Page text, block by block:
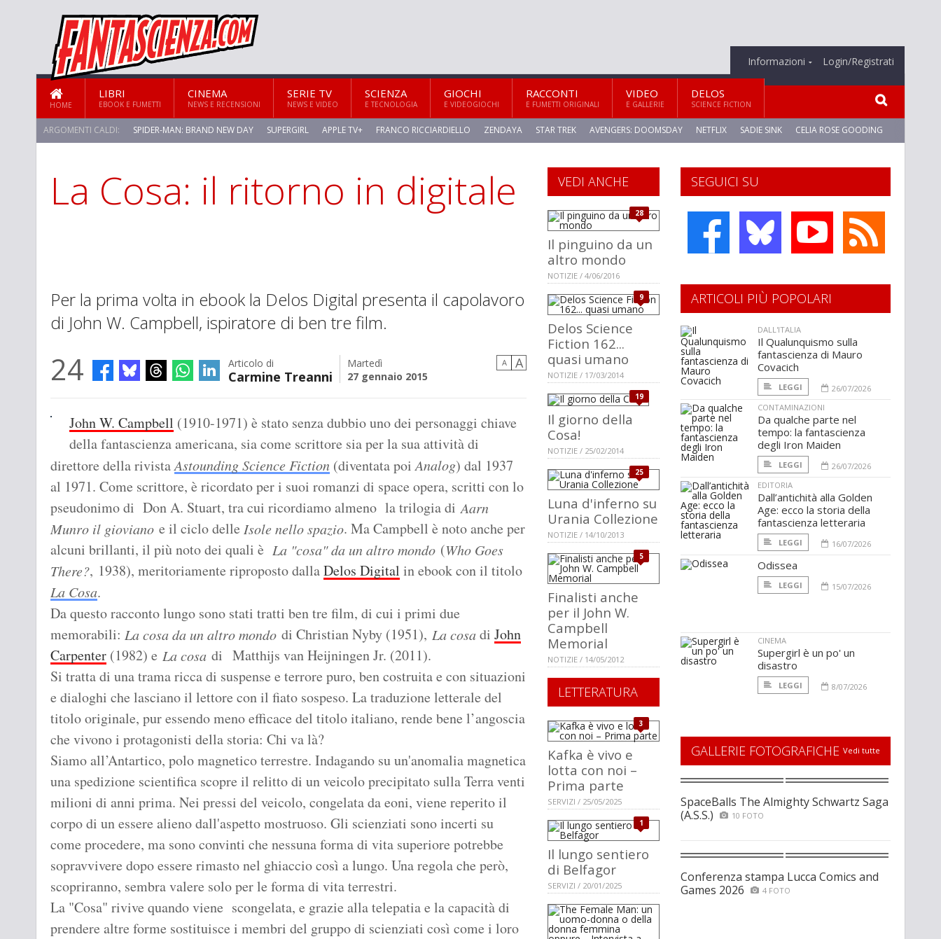
Informazioni Login/Registrati
HOME
LIBRI
EBOOK E FUMETTI
CINEMA
NEWS E RECENSIONI
SERIE TV
NEWS E VIDEO
SCIENZA
E TECNOLOGIA
GIOCHI
E VIDEOGIOCHI
RACCONTI
E FUMETTI ORIGINALI
VIDEO
E GALLERIE
DELOS
SCIENCE FICTION
ARGOMENTI CALDI: SPIDER-MAN: BRAND NEW DAY SUPERGIRL APPLE TV+ FRANCO RICCIARDIELLO ZENDAYA STAR TREK AVENGERS: DOOMSDAY NETFLIX SADIE SINK CELIA ROSE GOODING
La Cosa: il ritorno in digitale
Per la prima volta in ebook la Delos Digital presenta il capolavoro
di John W. Campbell, ispiratore di ben tre film.
24 Articolo di
Carmine Treanni
Martedì
27 gennaio 2015
A A
John W. Campbell (1910-1971) è stato senza dubbio uno dei personaggi chiave
della fantascienza americana, sia come scrittore sia per la sua attività di
direttore della rivistaAstounding Science Fiction (diventata poiAnalog) dal 1937
al 1971. Come scrittore, è ricordato per i suoi romanzi di space opera, scritti con lo
pseudonimo di Don A. Stuart, tra cui ricordiamo almeno la trilogia di Aarn
Munro il gioviano e il ciclo delle Isole nello spazio. Ma Campbell è noto anche per
alcuni brillanti, il più noto dei quali è La "cosa" da un altro mondo (Who Goes
There?, 1938), meritoriamente riproposto dallaDelos Digital in ebook con il titolo
La Cosa.
Da questo racconto lungo sono stati tratti ben tre film, di cui i primi due
memorabili: La cosa da un altro mondo di Christian Nyby (1951), La cosadi John
Carpenter (1982) e La cosa di Matthijs van Heijningen Jr. (2011).
Si tratta di una trama ricca di suspense e terrore puro, ben costruita e con situazioni
e dialoghi che lasciano il lettore con il fiato sospeso. La traduzione letterale del
titolo originale, pur essendo meno efficace del titolo italiano, rende bene l’angoscia
che vivono i protagonisti della storia: Chi va là?
Siamo all’Antartico, polo magnetico terrestre. Indagando su un'anomalia magnetica
una spedizione scientifica scopre il relitto di un veicolo precipitato sulla Terra venti
milioni di anni prima. Nei pressi del veicolo, congelata da eoni, viene reperito il
corpo di un essere alieno dall'aspetto mostruoso. Gli scienziati sono incerti su
come procedere, ma sono convinti che nessuna forma di vita superiore potrebbe
sopravvivere dopo essere rimasto nel ghiaccio così a lungo. Una regola che però,
scopriranno, sembra valere solo per le forma di vita terrestri.
La "Cosa" rivive quando viene scongelata, e grazie alla telepatia e la capacità di
prendere altre forme sostituisce i membri del gruppo di scienziati così come i loro
SEGUICI SU
VEDI ANCHE
28
Il pinguino da un
altro mondo
NOTIZIE / 4/06/2016
9
Delos Science
Fiction 162...
quasi umano
NOTIZIE / 17/03/2014
19
Il giorno della
Cosa!
NOTIZIE / 25/02/2014
25
Luna d'inferno su
Urania Collezione
NOTIZIE / 14/10/2013
5
Finalisti anche
per il John W.
Campbell
Memorial
NOTIZIE / 14/05/2012
LETTERATURA
3
Kafka è vivo e
lotta con noi –
Prima parte
SERVIZI / 25/05/2025
1
Il lungo sentiero
di Belfagor
SERVIZI / 20/01/2025
ARTICOLI PIÙ POPOLARI
DALL'ITALIA
Il Qualunquismo sulla
fantascienza di Mauro
Covacich
LEGGI
26/07/2026
CONTAMINAZIONI
Da qualche parte nel
tempo: la fantascienza
degli Iron Maiden
LEGGI
26/07/2026
EDITORIA
Dall’antichità alla Golden
Age: ecco la storia della
fantascienza letteraria
LEGGI 16/07/2026
Odissea
LEGGI 15/07/2026
CINEMA
Supergirl è un po' un
disastro
LEGGI 8/07/2026
GALLERIE FOTOGRAFICHE Vedi tutte
SpaceBalls The Almighty Schwartz Saga
(A.S.S.)
10 FOTO
Conferenza stampa Lucca Comics and
Games 2026
4 FOTO